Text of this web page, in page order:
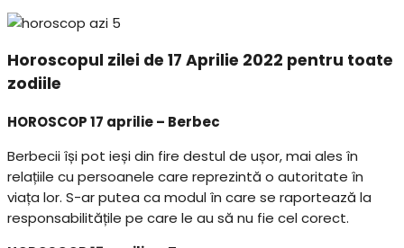
Horoscopul zilei de 17 Aprilie 2022 pentru toate
zodiile
HOROSCOP 17 aprilie – Berbec
Berbecii își pot ieși din fire destul de ușor, mai ales în
relațiile cu persoanele care reprezintă o autoritate în
viața lor. S-ar putea ca modul în care se raportează la
responsabilitățile pe care le au să nu fie cel corect.